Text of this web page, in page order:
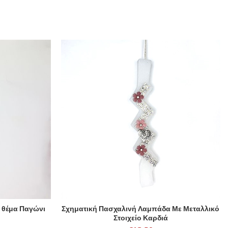
Παγώνι ADD TO CART
Σχηματική Πασχαλινή Λαμπάδα Με Μεταλλικό
Στοιχείο Καρδιά